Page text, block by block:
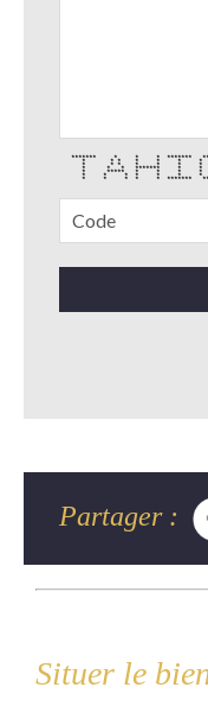
******* * * * *******
* * * * * * *
* * * * * *
* * * *******
* ***** * * *
* * * * * * *
* * * * * *******
Partager :
Situer le